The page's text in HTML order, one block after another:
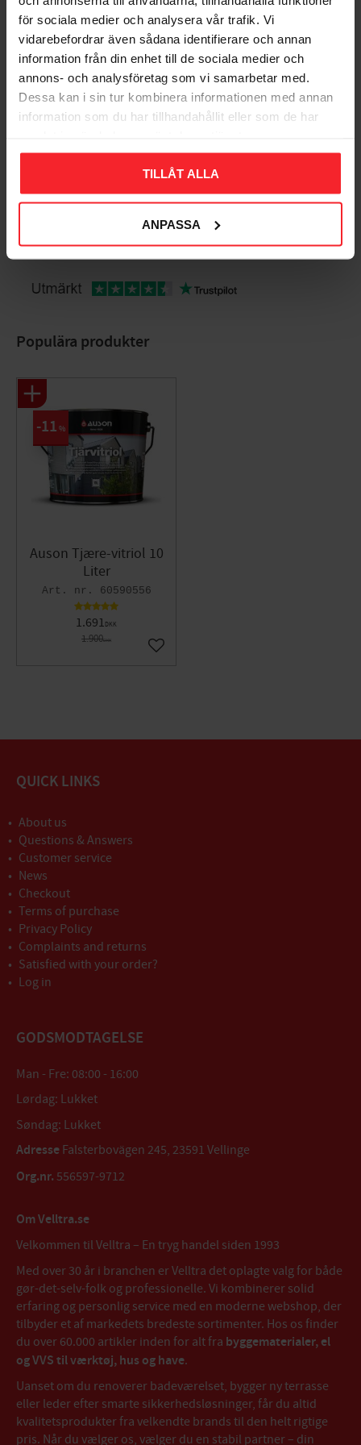
för sociala medier och analysera vår trafik. Vi
vidarebefordrar även sådana identifierare och annan
information från din enhet till de sociala medier och
annons- och analysföretag som vi samarbetar med.
Dessa kan i sin tur kombinera informationen med annan
information som du har tillhandahållit eller som de har
TILLÅT ALLA
ANPASSA
Bedømmelser
Dig
Bliv den første, der giver en bedømmelse.
Populära produkter
Auson Tjære-vitriol 10
Liter
60590556
1.691DKK
1.900DKK
11 %
Gem som favorit
QUICK LINKS
About us
Questions & Answers
Customer service
News
Checkout
Terms of purchase
Privacy Policy
Complaints and returns
Satisfied with your order?
Log in
GODSMODTAGELSE
Man - Fre: 08:00 - 16:00
Lørdag: Lukket
Søndag: Lukket
Adresse Falsterbovägen 245, 23591 Vellinge
Org.nr. 556597-9712
Om Velltra.se
Velkommen til Velltra – En tryg handel siden 1993
Med over 30 år i branchen er Velltra det oplagte valg for både
gør-det-selv-folk og professionelle. Vi kombinerer solid
erfaring og personlig service med en moderne webshop, der
tilbyder et af markedets bredeste sortimenter. Hos os finder
du over 60.000 artikler inden for alt fra byggematerialer, el
og VVS til værktøj, hus og have.
Uanset om du renoverer badeværelset, bygger ny terrasse
eller leder efter smarte sikkerhedsløsninger, får du altid
kvalitetsprodukter fra velkendte brands til den helt rigtige
pris. Når du vælger os, vælger du en stabil partner – din